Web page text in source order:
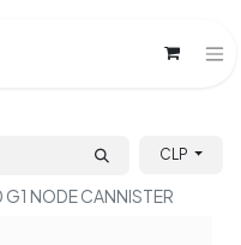
CLP
NODE CANNISTER